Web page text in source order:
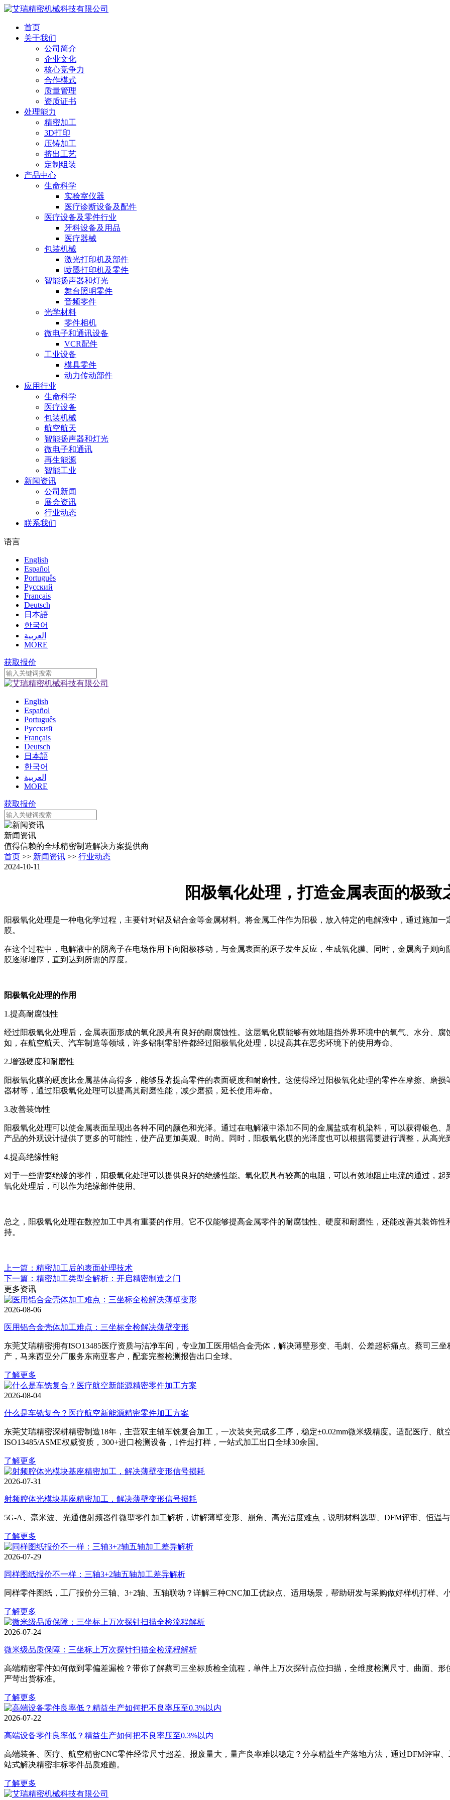
首页
关于我们
公司简介
企业文化
核心竞争力
合作模式
质量管理
资质证书
处理能力
精密加工
3D打印
压铸加工
挤出工艺
定制组装
产品中心
生命科学
实验室仪器
医疗诊断设备及配件
医疗设备及零件行业
牙科设备及用品
医疗器械
包装机械
激光打印机及部件
喷墨打印机及零件
智能扬声器和灯光
舞台照明零件
音频零件
光学材料
零件相机
微电子和通讯设备
VCR配件
工业设备
模具零件
动力传动部件
应用行业
生命科学
医疗设备
包装机械
航空航天
智能扬声器和灯光
微电子和通讯
再生能源
智能工业
新闻资讯
公司新闻
展会资讯
行业动态
联系我们
语言
English
Español
Português
Pусский
Français
Deutsch
日本語
한국어
العربية
MORE
获取报价
English
Español
Português
Pусский
Français
Deutsch
日本語
한국어
العربية
MORE
获取报价
新闻资讯
值得信赖的全球精密制造解决方案提供商
首页 >> 新闻资讯 >> 行业动态
2024-10-11
阳极氧化处理，打造金属表面的极致
阳极氧化处理是一种电化学过程，主要针对铝及铝合金等金属材料。将金属工件作为阳极，放入特定的电解液中，通过施加
膜。
在这个过程中，电解液中的阴离子在电场作用下向阳极移动，与金属表面的原子发生反应，生成氧化膜。同时，金属离子则
膜逐渐增厚，直到达到所需的厚度。
阳极氧化处理的作用
1.提高耐腐蚀性
经过阳极氧化处理后，金属表面形成的氧化膜具有良好的耐腐蚀性。这层氧化膜能够有效地阻挡外界环境中的氧气、水分、
如，在航空航天、汽车制造等领域，许多铝制零部件都经过阳极氧化处理，以提高其在恶劣环境下的使用寿命。
2.增强硬度和耐磨性
阳极氧化膜的硬度比金属基体高得多，能够显著提高零件的表面硬度和耐磨性。这使得经过阳极氧化处理的零件在摩擦、磨
器材等，通过阳极氧化处理可以提高其耐磨性能，减少磨损，延长使用寿命。
3.改善装饰性
阳极氧化处理可以使金属表面呈现出各种不同的颜色和光泽。通过在电解液中添加不同的金属盐或有机染料，可以获得银色
产品的外观设计提供了更多的可能性，使产品更加美观、时尚。同时，阳极氧化膜的光泽度也可以根据需要进行调整，从高
4.提高绝缘性能
对于一些需要绝缘的零件，阳极氧化处理可以提供良好的绝缘性能。氧化膜具有较高的电阻，可以有效地阻止电流的通过，
氧化处理后，可以作为绝缘部件使用。
总之，阳极氧化处理在数控加工中具有重要的作用。它不仅能够提高金属零件的耐腐蚀性、硬度和耐磨性，还能改善其装饰
持。
上一篇：精密加工后的表面处理技术
下一篇：精密加工类型全解析：开启精密制造之门
更多资讯
2026-08-06
医用铝合金壳体加工难点：三坐标全检解决薄壁变形
东莞艾瑞精密拥有ISO13485医疗资质与洁净车间，专业加工医用铝合金壳体，解决薄壁形变、毛刺、公差超标痛点。蔡司三
产，马来西亚分厂服务东南亚客户，配套完整检测报告出口全球。
了解更多
2026-08-04
什么是车铣复合？医疗航空新能源精密零件加工方案
东莞艾瑞精密深耕精密制造18年，主营双主轴车铣复合加工，一次装夹完成多工序，稳定±0.02mm微米级精度。适配医疗、
ISO13485/ASME权威资质，300+进口检测设备，1件起打样，一站式加工出口全球30余国。
了解更多
2026-07-31
射频腔体光模块基座精密加工，解决薄壁变形信号损耗
5G‑A、毫米波、光通信射频器件微型零件加工解析，讲解薄壁变形、崩角、高光洁度难点，说明材料选型、DFM评审、恒温
了解更多
2026-07-29
同样图纸报价不一样：三轴3+2轴五轴加工差异解析
同样零件图纸，工厂报价分三轴、3+2轴、五轴联动？详解三种CNC加工优缺点、适用场景，帮助研发与采购做好样机打样
了解更多
2026-07-24
微米级品质保障：三坐标上万次探针扫描全检流程解析
高端精密零件如何做到零偏差漏检？带你了解蔡司三坐标质检全流程，单件上万次探针点位扫描，全维度检测尺寸、曲面、
严苛出货标准。
了解更多
2026-07-22
高端设备零件良率低？精益生产如何把不良率压至0.3%以内
高端装备、医疗、航空精密CNC零件经常尺寸超差、报废量大，量产良率难以稳定？分享精益生产落地方法，通过DFM评审
站式解决精密非标零件品质难题。
了解更多